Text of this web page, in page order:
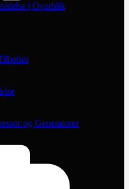
| Overblik
og Generatorer